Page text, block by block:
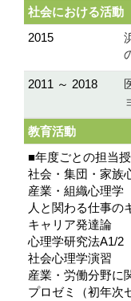
社会における活動
2015
2011 ～ 2018
教育活動
■年度ごとの担当
社会・集団・家族
産業・組織心理学
人と関わる仕事の
キャリア発達論
心理学研究法A1/2
社会心理学演習
産業・労働分野に
プロゼミ（初年次